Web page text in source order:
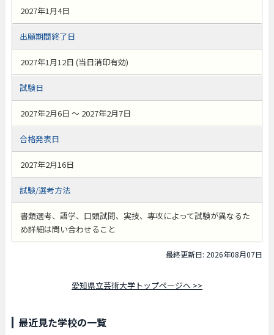
2027年1月4日
出願期間終了日
2027年1月12日 (当日消印有効)
試験日
2027年2月6日 ～ 2027年2月7日
合格発表日
2027年2月16日
試験/選考方法
書類選考、語学、口頭試問、実技、専攻によって試験が異なるた
め詳細は問い合わせること
最終更新日: 2026年08月07日
愛知県立芸術大学トップページへ >>
最近見た学校の一覧